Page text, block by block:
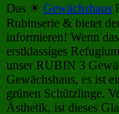
Das ☀ Gewächshaus
Rubinserie & bietet
informieren! Wenn das
erstklassiges
unser RUBIN 3
Gewächshaus, es ist
grünen Schützlinge.
Ästhetik, ist dieses